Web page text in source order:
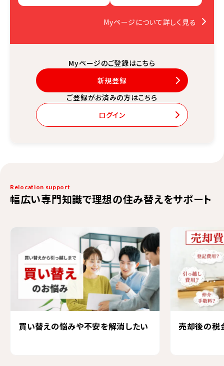
Myページについて詳しく見る
ご登録がお済みの方はこちら
ログイン
Myページのご登録はこちら
新規登録
Relocation support
幅広い専門知識で理想の住み替えをサポート
買い替えの悩みや不安を解消したい 売却後の税